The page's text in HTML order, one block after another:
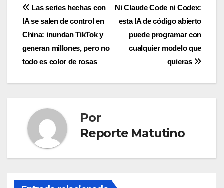
Navegación
de
entradas
Ni Claude Code ni Codex:
esta IA de código abierto
puede programar con
cualquier modelo que
quieras
Las series hechas con
IA se salen de control en
China: inundan TikTok y
generan millones, pero no
todo es color de rosas
Por
Reporte Matutino